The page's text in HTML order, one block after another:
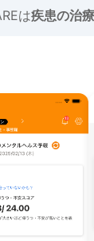
は疾患の治